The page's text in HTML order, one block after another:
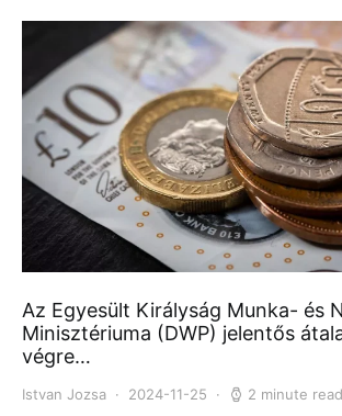
Az Egyesült Királyság Munka- és
Minisztériuma (DWP) jelentős
végre…
Istvan Jozsa 2024-11-25 2 minute read